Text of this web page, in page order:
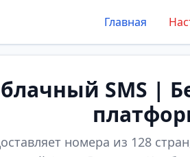
Главная
SMS |
номера из 128